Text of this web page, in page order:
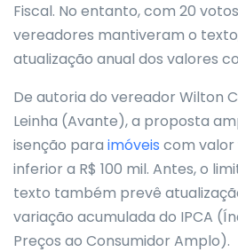
Fiscal. No entanto, com 20
vereadores mantiveram o
atualização anual dos valores
De autoria do vereador Wilton
Leinha (Avante), a proposta
isenção para imóveis com valor
inferior a R$ 100 mil. Antes, o
texto também prevê
variação acumulada do IPCA
Preços ao Consumidor Amplo).